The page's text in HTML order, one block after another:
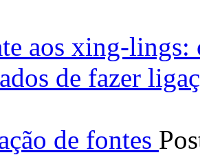
aos xing-lings:
de fazer
de fontes